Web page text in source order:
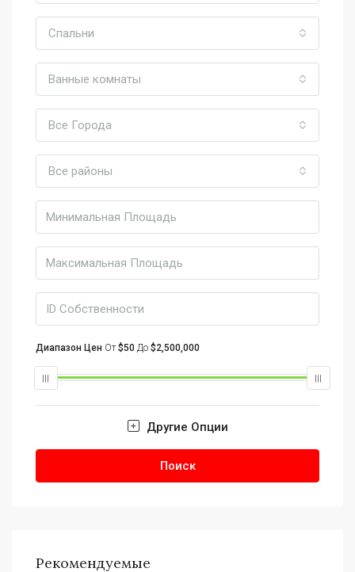
Спальни
Ванные комнаты
Все Города
Все районы
Диапазон Цен От$50 До $2,500,000
Другие Опции
Поиск
Рекомендуемые